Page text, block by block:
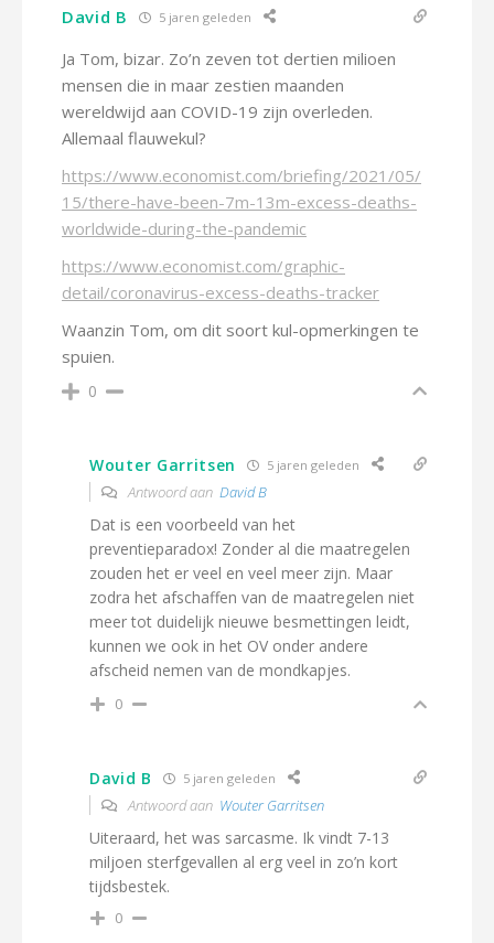
David B 5 jaren geleden
Ja Tom, bizar. Zo’n zeven tot dertien milioen
mensen die in maar zestien maanden
wereldwijd aan COVID-19 zijn overleden.
Allemaal flauwekul?
https://www.economist.com/briefing/2021/05/
15/there-have-been-7m-13m-excess-deaths-
worldwide-during-the-pandemic
https://www.economist.com/graphic-
detail/coronavirus-excess-deaths-tracker
Waanzin Tom, om dit soort kul-opmerkingen te
spuien.
0
Wouter Garritsen 5 jaren geleden
Antwoord aan David B
Dat is een voorbeeld van het
preventieparadox! Zonder al die maatregelen
zouden het er veel en veel meer zijn. Maar
zodra het afschaffen van de maatregelen niet
meer tot duidelijk nieuwe besmettingen leidt,
kunnen we ook in het OV onder andere
afscheid nemen van de mondkapjes.
0
David B 5 jaren geleden
Antwoord aan Wouter Garritsen
Uiteraard, het was sarcasme. Ik vindt 7-13
miljoen sterfgevallen al erg veel in zo’n kort
tijdsbestek.
0